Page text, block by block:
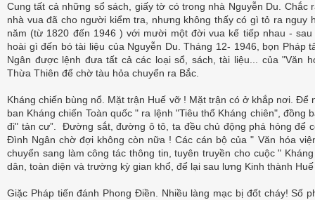
Cung tất cả những sổ sách, giấy tờ có trong nhà Nguyễn Du.
nhà vua đã cho người kiểm tra, nhưng không thấy có gì tỏ ra nguy
năm (từ 1820 đến 1946 ) với mười một đời vua kế tiếp nhau -
hoài gì đến bó tài liệu của Nguyễn Du. Tháng 12- 1946, bọn Pháp
Ngân được lệnh đưa tất cả các loại sổ, sách, tài liệu... của "Văn
Thừa Thiên để chờ tàu hỏa chuyển ra Bắc.
Kháng chiến bùng nổ. Mặt trận Huế vỡ ! Mặt trận có ở khắp nơi.
ban Kháng chiến Toàn quốc " ra lệnh "Tiêu thổ Kháng chiên",
đi" tản cư”. Đường sắt, đường ô tô, ta đều chủ động phá hỏng để
Đình Ngân chờ đợi không còn nữa ! Các cán bộ của " Văn hóa
chuyển sang làm công tác thông tin, tuyên truyền cho cuộc "
dân, toàn diện và trường kỳ gian khổ, để lại sau lưng Kinh thành
Giặc Pháp tiến đánh Phong Điền. Nhiều làng mạc bị đốt cháy! Số